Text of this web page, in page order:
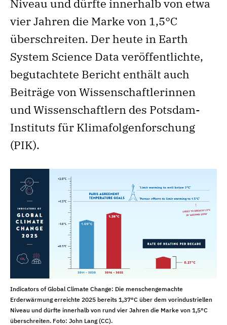
Niveau und dürfte innerhalb von etwa
vier Jahren die Marke von 1,5°C
überschreiten. Der heute in Earth
System Science Data veröffentlichte,
begutachtete Bericht enthält auch
Beiträge von Wissenschaftlerinnen
und Wissenschaftlern des Potsdam-
Instituts für Klimafolgenforschung
(PIK).
Indicators of Global Climate Change: Die menschengemachte
Erderwärmung erreichte 2025 bereits 1,37°C über dem vorindustriellen
Niveau und dürfte innerhalb von rund vier Jahren die Marke von 1,5°C
überschreiten. Foto: John Lang (CC).